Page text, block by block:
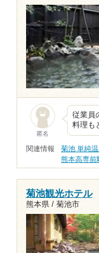
匿名
従業員
料理も
関連情報 菊池 単純
熊本高専前
菊池観光ホテル
熊本県 / 菊池市